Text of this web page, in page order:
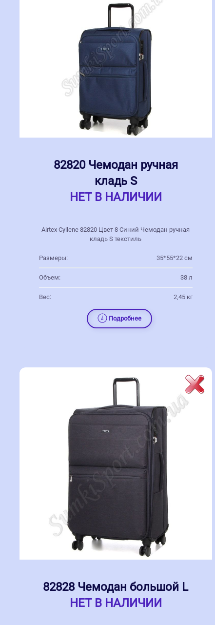
82820 Чемодан ручная
кладь S
НЕТ В НАЛИЧИИ
Airtex Cyllene 82820 Цвет 8 Синий Чемодан ручная
кладь S текстиль
Размеры: 35*55*22 см
Объем: 38 л
Вес: 2,45 кг
Подробнее
82828 Чемодан большой L
НЕТ В НАЛИЧИИ